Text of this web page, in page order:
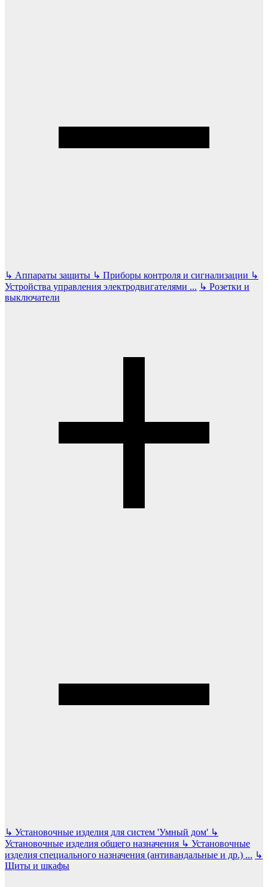
↳ Аппараты защиты ↳ Приборы контроля и сигнализации ↳
Устройства управления электродвигателями ... ↳ Розетки и
выключатели
↳ Установочные изделия для систем 'Умный дом' ↳
Установочные изделия общего назначения ↳ Установочные
изделия специального назначения (антивандальные и др.) ... ↳
Щиты и шкафы